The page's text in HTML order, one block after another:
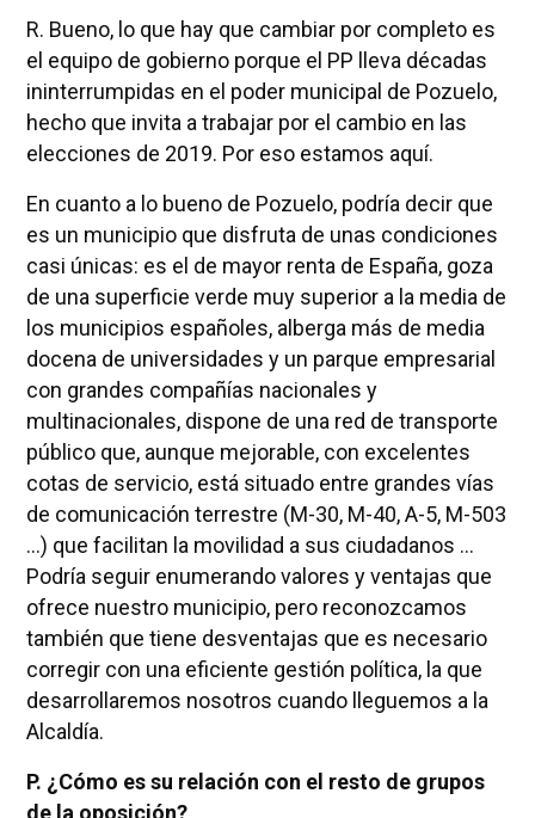
R. Bueno, lo que hay que cambiar por completo es
el equipo de gobierno porque el PP lleva décadas
ininterrumpidas en el poder municipal de Pozuelo,
hecho que invita a trabajar por el cambio en las
elecciones de 2019. Por eso estamos aquí.
En cuanto a lo bueno de Pozuelo, podría decir que
es un municipio que disfruta de unas condiciones
casi únicas: es el de mayor renta de España, goza
de una superficie verde muy superior a la media de
los municipios españoles, alberga más de media
docena de universidades y un parque empresarial
con grandes compañías nacionales y
multinacionales, dispone de una red de transporte
público que, aunque mejorable, con excelentes
cotas de servicio, está situado entre grandes vías
de comunicación terrestre (M-30, M-40, A-5, M-503
...) que facilitan la movilidad a sus ciudadanos ...
Podría seguir enumerando valores y ventajas que
ofrece nuestro municipio, pero reconozcamos
también que tiene desventajas que es necesario
corregir con una eficiente gestión política, la que
desarrollaremos nosotros cuando lleguemos a la
Alcaldía.
P. ¿Cómo es su relación con el resto de grupos
de la oposición?